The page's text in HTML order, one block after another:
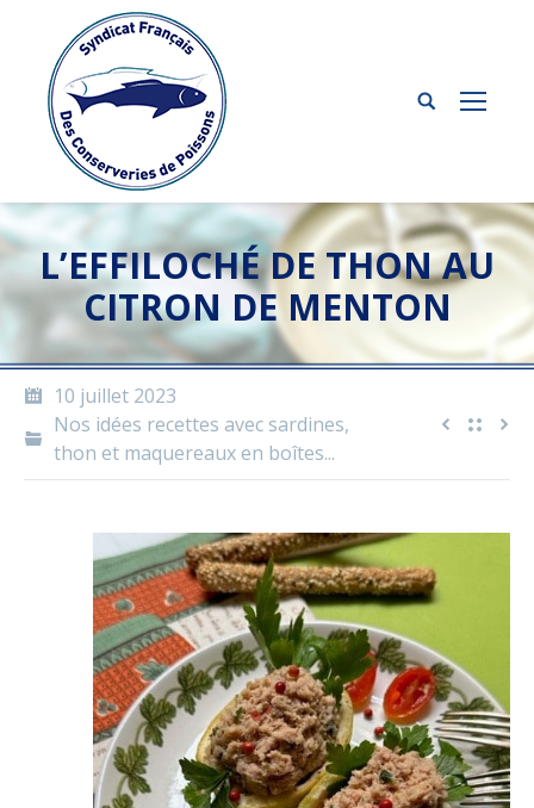
L’EFFILOCHÉ DE THON AU
CITRON DE MENTON
10 juillet 2023
Nos idées recettes avec sardines,
thon et maquereaux en boîtes...